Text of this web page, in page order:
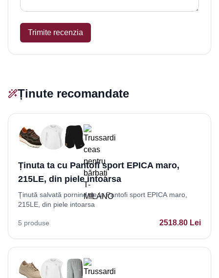
Trimite recenzia
Ținute recomandate
Ținuta ta cu Pantofi sport EPICA maro,
215LE, din piele intoarsa
Ținută salvată pornind de la Pantofi sport EPICA maro,
215LE, din piele intoarsa
5 produse 2518.80 Lei